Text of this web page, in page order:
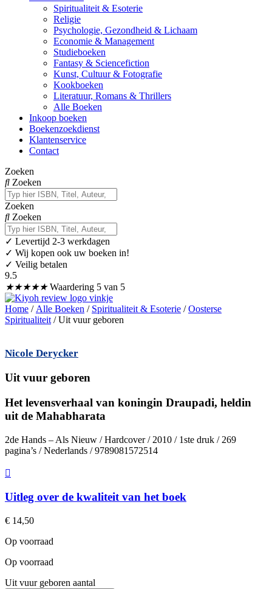
Spiritualiteit & Esoterie
Religie
Psychologie, Gezondheid & Lichaam
Economie & Management
Studieboeken
Fantasy & Sciencefiction
Kunst, Cultuur & Fotografie
Kookboeken
Literatuur, Romans & Thrillers
Alle Boeken
Inkoop boeken
Boekenzoekdienst
Klantenservice
Contact
Zoeken
Zoeken
Zoeken
Zoeken
✓ Levertijd 2-3 werkdagen
✓ Wij kopen ook uw boeken in!
✓ Veilig betalen
9.5
★★★★★ Waardering 5 van 5
Home / Alle Boeken / Spiritualiteit & Esoterie /Oosterse
Spiritualiteit / Uit vuur geboren
Nicole Derycker
Uit vuur geboren
Het levensverhaal van koningin Draupadi, heldin
uit de Mahabharata
2de Hands – Als Nieuw / Hardcover / 2010 / 1ste druk / 269
pagina’s / Nederlands / 9789081572514
Uitleg over de kwaliteit van het boek
€ 14,50
Op voorraad
Op voorraad
Uit vuur geboren aantal